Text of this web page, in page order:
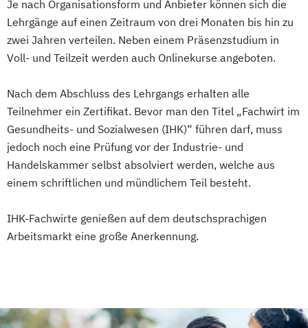
Je nach Organisationsform und Anbieter können sich die
Lehrgänge auf einen Zeitraum von drei Monaten bis hin zu
zwei Jahren verteilen. Neben einem Präsenzstudium in
Voll- und Teilzeit werden auch Onlinekurse angeboten.
Nach dem Abschluss des Lehrgangs erhalten alle
Teilnehmer ein Zertifikat. Bevor man den Titel „Fachwirt im
Gesundheits- und Sozialwesen (IHK)“ führen darf, muss
jedoch noch eine Prüfung vor der Industrie- und
Handelskammer selbst absolviert werden, welche aus
einem schriftlichen und mündlichem Teil besteht.
IHK-Fachwirte genießen auf dem deutschsprachigen
Arbeitsmarkt eine große Anerkennung.